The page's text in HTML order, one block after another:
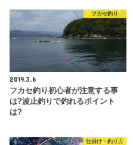
フカセ釣り
2019.3.6
フカセ釣り初心者が注意する事
は?波止釣りで釣れるポイント
は?
仕掛け・釣り方